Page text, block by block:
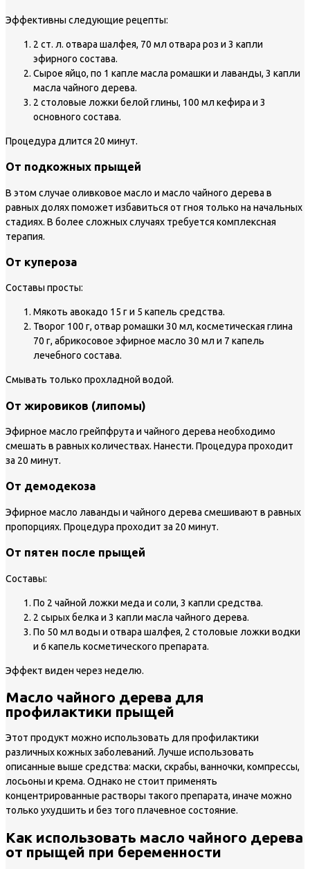
Эффективны следующие рецепты:
2 ст. л. отвара шалфея, 70 мл отвара роз и 3 капли
эфирного состава.
Сырое яйцо, по 1 капле масла ромашки и лаванды, 3 капли
масла чайного дерева.
2 столовые ложки белой глины, 100 мл кефира и 3
основного состава.
Процедура длится 20 минут.
От подкожных прыщей
В этом случае оливковое масло и масло чайного дерева в
равных долях поможет избавиться от гноя только на начальных
стадиях. В более сложных случаях требуется комплексная
терапия.
От купероза
Составы просты:
Мякоть авокадо 15 г и 5 капель средства.
Творог 100 г, отвар ромашки 30 мл, косметическая глина
70 г, абрикосовое эфирное масло 30 мл и 7 капель
лечебного состава.
Смывать только прохладной водой.
От жировиков (липомы)
Эфирное масло грейпфрута и чайного дерева необходимо
смешать в равных количествах. Нанести. Процедура проходит
за 20 минут.
От демодекоза
Эфирное масло лаванды и чайного дерева смешивают в равных
пропорциях. Процедура проходит за 20 минут.
От пятен после прыщей
Составы:
По 2 чайной ложки меда и соли, 3 капли средства.
2 сырых белка и 3 капли масла чайного дерева.
По 50 мл воды и отвара шалфея, 2 столовые ложки водки
и 6 капель косметического препарата.
Эффект виден через неделю.
Масло чайного дерева для
профилактики прыщей
Этот продукт можно использовать для профилактики
различных кожных заболеваний. Лучше использовать
описанные выше средства: маски, скрабы, ванночки, компрессы,
лосьоны и крема. Однако не стоит применять
концентрированные растворы такого препарата, иначе можно
только ухудшить и без того плачевное состояние.
Как использовать масло чайного дерева
от прыщей при беременности